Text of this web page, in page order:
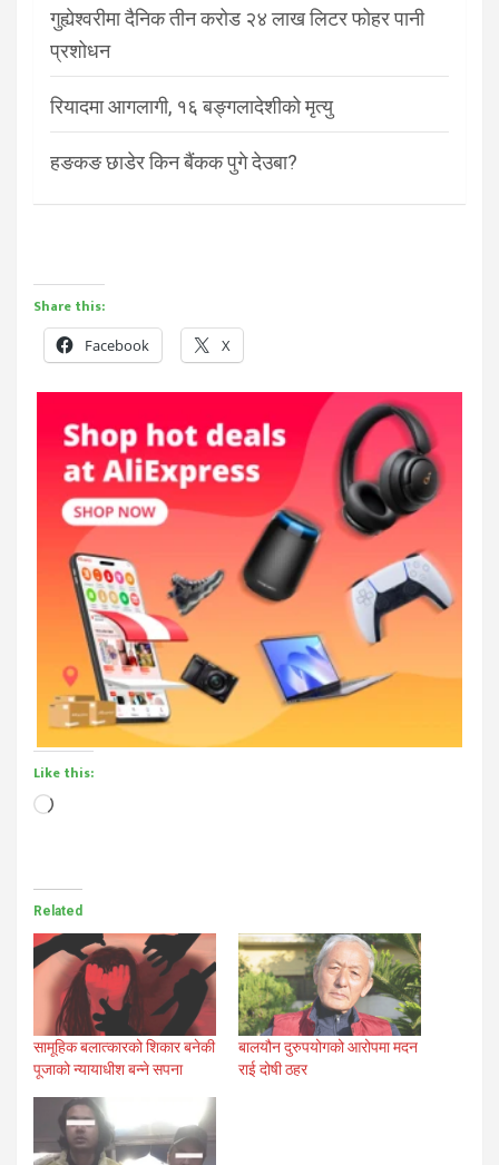
गुह्येश्वरीमा दैनिक तीन करोड २४ लाख लिटर फोहर पानी
प्रशोधन
रियादमा आगलागी, १६ बङ्गलादेशीको मृत्यु
हङकङ छाडेर किन बैंकक पुगे देउबा?
Share this:
Facebook X
Like this:
Loading…
Related
सामूहिक बलात्कारको शिकार बनेकी
पूजाको न्यायाधीश बन्ने सपना
बालयौन दुरुपयोगको आरोपमा मदन
राई दोषी ठहर